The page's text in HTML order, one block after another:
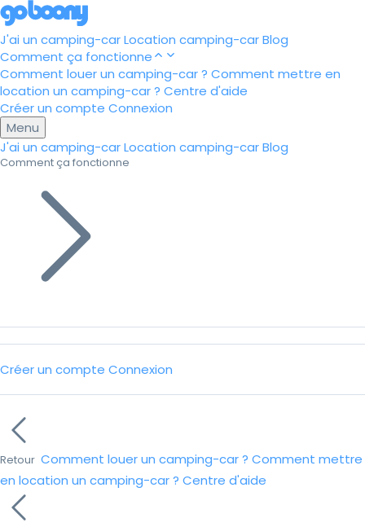
J'ai un camping-carLocation camping-carBlog
Comment ça fonctionne
Comment louer un camping-car ? Comment mettre en
location un camping-car ? Centre d'aide
Créer un compte Connexion
Menu
J'ai un camping-carLocation camping-carBlog
Comment ça fonctionne
Créer un compte Connexion
Retour Comment louer un camping-car ? Comment mettre
en location un camping-car ? Centre d'aide